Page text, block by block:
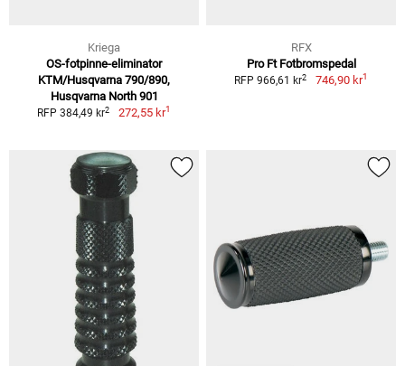
Kriega
OS-fotpinne-eliminator
KTM/Husqvarna 790/890,
Husqvarna North 901
RFP 384,49 kr2 272,55 kr1
RFX
Pro Ft Fotbromspedal
RFP 966,61 kr2 746,90 kr1